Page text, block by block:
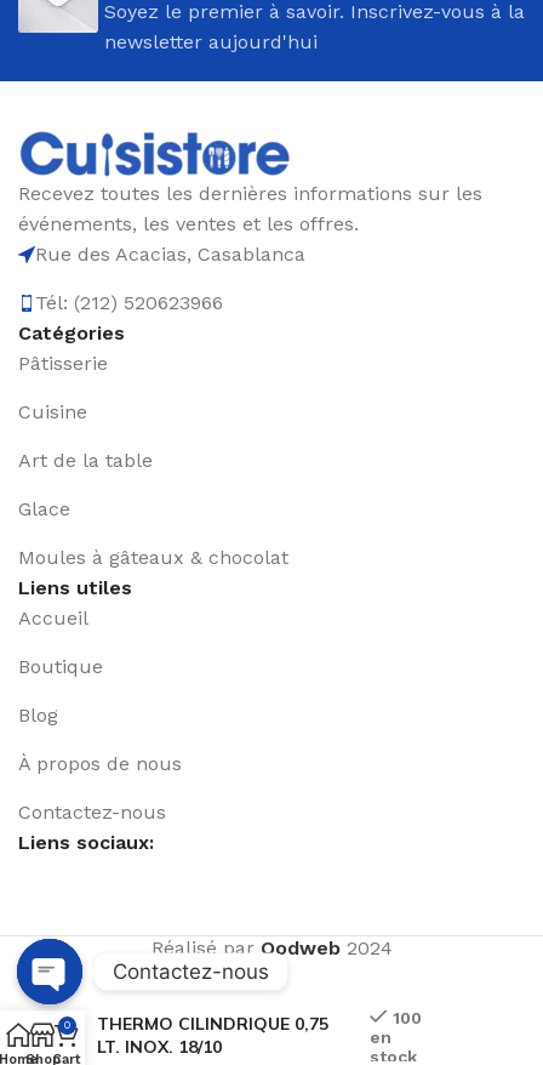
Soyez le premier à savoir. Inscrivez-vous à la
newsletter aujourd'hui
Recevez toutes les dernières informations sur les
événements, les ventes et les offres.
Rue des Acacias, Casablanca
Tél: (212) 520623966
Catégories
Pâtisserie
Cuisine
Art de la table
Glace
Moules à gâteaux & chocolat
Liens utiles
Accueil
Boutique
Blog
À propos de nous
Contactez-nous
Liens sociaux:
Réalisé par Qodweb2024
THERMO CILINDRIQUE 0,75
LT. INOX. 18/10
100
en
stock
HomeShop
0
Cart
Contactez-nous
Open
chaty